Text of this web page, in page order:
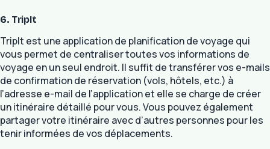
6. TripIt
TripIt est une application de planification de voyage qui
vous permet de centraliser toutes vos informations de
voyage en un seul endroit. Il suffit de transférer vos e-mails
de confirmation de réservation (vols, hôtels, etc.) à
l’adresse e-mail de l’application et elle se charge de créer
un itinéraire détaillé pour vous. Vous pouvez également
partager votre itinéraire avec d’autres personnes pour les
tenir informées de vos déplacements.